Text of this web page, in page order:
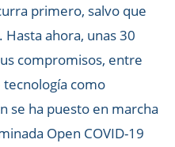
primero, salvo que
ahora, unas 30
compromisos, entre
tecnología como
se ha puesto en marcha
Open COVID-19